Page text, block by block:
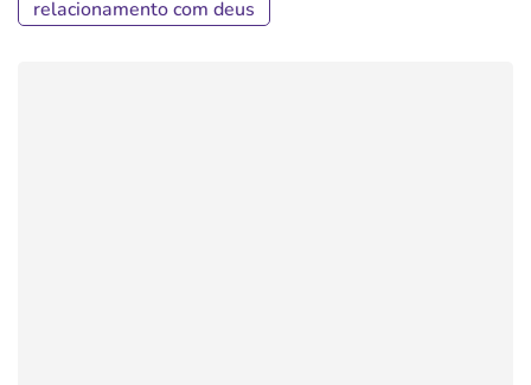
relacionamento com deus